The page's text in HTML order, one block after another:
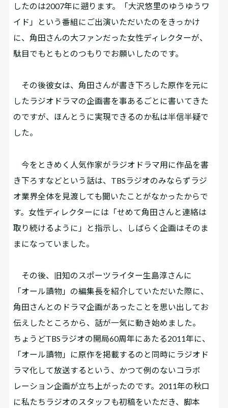
したのは2007年に遡ります。「大沢悠里のゆうゆうワ
イド」という番組にご出演いただいたのをきっかけ
に、角田さんの大ファンだった女性ディレクターが、
駄目でもともとのつもりでお願いしたのです。
その後彼女は、角田さんが書き下ろした原作を元に
したラジオドラマの企画書を事あるごとに書いてきた
のですが、ほんとうに実現できるのか私は半信半疑で
した。
今をときめく人気作家がラジオドラマ用に作品を書
き下ろすなどという話は、TBSラジオのみならずラジ
オ業界全体を見渡しても聞いたことがなかったからで
す。女性ディレクターには「せめて角田さんと連絡は
取り続けるように」と指示し、しばらく企画はそのま
まになっていました。
その後、旧知のスポーツライター生島淳さんに
「オール讀物」の編集長を紹介していただいた際に、
角田さんとのドラマ企画があったことを思い出してお
伝えしたところから、話が一気に動き始めました。
ちょうどTBSラジオの開局60周年にあたる2011年に、
「オール讀物」に原作を掲載するのと同時にラジオド
ラマ化して放送するという、かつて例のないコラボ
レーション企画が立ち上がったのです。2011年の秋口
に私たちラジオのスタッフも初稿をいただき、脚本